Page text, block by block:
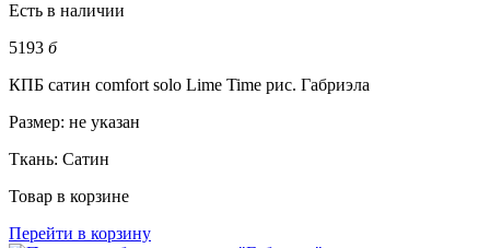
Есть в наличии
5193 б
КПБ сатин comfort solo Lime Time рис. Габриэла
Размер: не указан
Ткань: Сатин
Товар в корзине
Перейти в корзину